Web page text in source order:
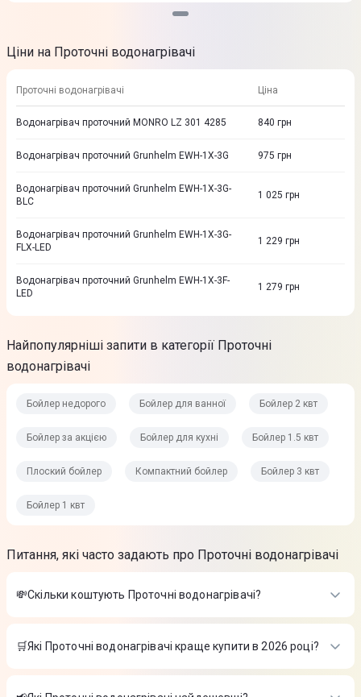
Ціни на Проточні водонагрівачі
Проточні водонагрівачі Ціна
Водонагрівач проточний MONRO LZ 301 4285 840 грн
Водонагрівач проточний Grunhelm EWH-1X-3G 975 грн
Водонагрівач проточний Grunhelm EWH-1X-3G-
BLC
1 025 грн
Водонагрівач проточний Grunhelm EWH-1X-3G-
FLX-LED
1 229 грн
Водонагрівач проточний Grunhelm EWH-1X-3F-
LED
1 279 грн
Найпопулярніші запити в категорії Проточні
водонагрівачі
Бойлер недорого Бойлер для ванної Бойлер 2 квт
Бойлер за акцією Бойлер для кухні Бойлер 1.5 квт
Плоский бойлер Компактний бойлер Бойлер 3 квт
Бойлер 1 квт
Питання, які часто задають про Проточні водонагрівачі
💸Скільки коштують Проточні водонагрівачі?
Вартість товарів в категорії Проточні водонагрівачі в
інтернет-магазині Цитрус
Водонагрівач Classic VM 80 N4L (1500W)-5 099 ₴
Водонагрівач NOVA TEC Standard NT-S 80
🛒Які Проточні водонагрівачі краще купити в 2026 році?
Найкращі Проточні водонагрівачі в 2026 році на думку
інтернет-магазину Цитрус